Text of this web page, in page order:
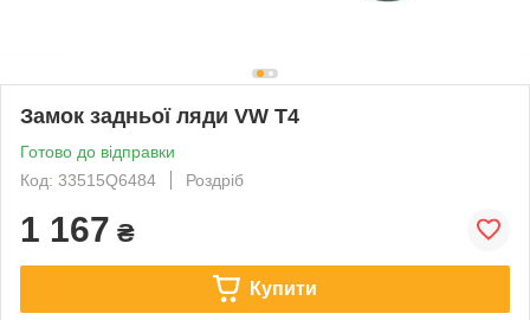
Замок задньої ляди VW T4
Готово до відправки
Код: 33515Q6484
Роздріб
1 167 ₴
Купити